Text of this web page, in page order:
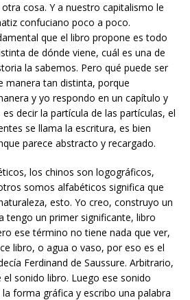
cosa. Y a nuestro capitalismo le
confuciano poco a poco.
que el libro propone es todo
de dónde viene, cuál es una de
la sabemos. Pero qué puede ser
manera tan distinta, porque
y yo respondo en un capítulo y
decir la partícula de las partículas, el
se llama la escritura, es bien
parece abstracto y recargado.
los chinos son logográficos,
somos alfabéticos significa que
esto. Yo creo, construyo un
tengo un primer significante, libro
ese término no tiene nada que ver,
libro, o agua o vaso, por eso es el
Ferdinand de Saussure. Arbitrario,
sonido libro. Luego ese sonido
forma gráfica y escribo una palabra